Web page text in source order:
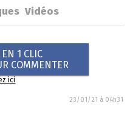
Vidéos
1 CLIC
COMMENTER
ici
23/01/21 à 04h31